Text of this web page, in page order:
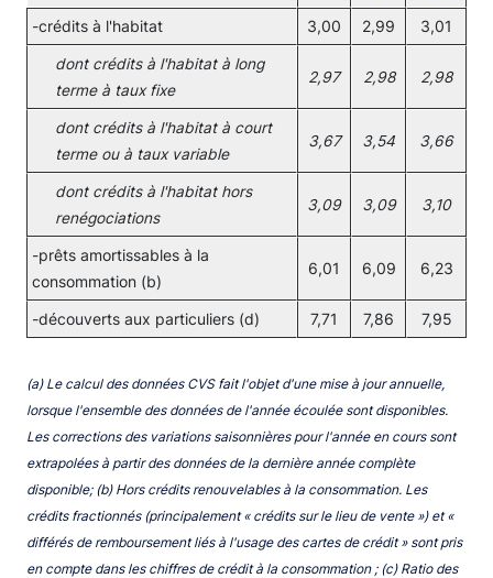
-crédits à l'habitat 3,00 2,99 3,01
dont crédits à l'habitat à long
terme à taux fixe
2,97 2,98 2,98
dont crédits à l'habitat à court
terme ou à taux variable
3,67 3,54 3,66
dont crédits à l'habitat hors
renégociations
3,09 3,09 3,10
-prêts amortissables à la
consommation (b)
6,01 6,09 6,23
-découverts aux particuliers (d) 7,71 7,86 7,95
(a) Le calcul des données CVS fait l'objet d'une mise à jour annuelle,
lorsque l'ensemble des données de l'année écoulée sont disponibles.
Les corrections des variations saisonnières pour l'année en cours sont
extrapolées à partir des données de la dernière année complète
disponible; (b) Hors crédits renouvelables à la consommation. Les
crédits fractionnés (principalement « crédits sur le lieu de vente ») et «
différés de remboursement liés à l'usage des cartes de crédit » sont pris
en compte dans les chiffres de crédit à la consommation ; (c) Ratio des